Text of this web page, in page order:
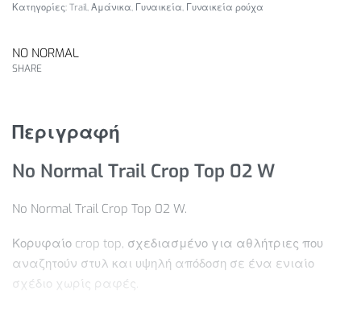
Κατηγορίες: Trail, Αμάνικα, Γυναικεία, Γυναικεία ρούχα
NO NORMAL
SHARE
Περιγραφή
No Normal Trail Crop Top 02 W
No Normal Trail Crop Top 02 W.
Κορυφαίο crop top, σχεδιασμένο για αθλήτριες που
αναζητούν στυλ και υψηλή απόδοση σε ένα ενιαίο
σχέδιο χωρίς ραφές.